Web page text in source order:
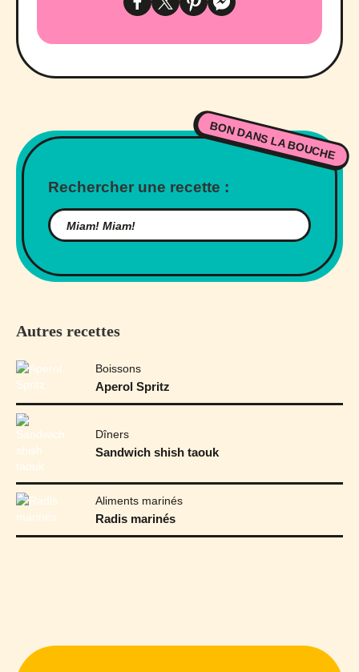
BON DANS LA BOUCHE
Rechercher une recette :
Autres recettes
Boissons
Aperol Spritz
Dîners
Sandwich shish taouk
Aliments marinés
Radis marinés